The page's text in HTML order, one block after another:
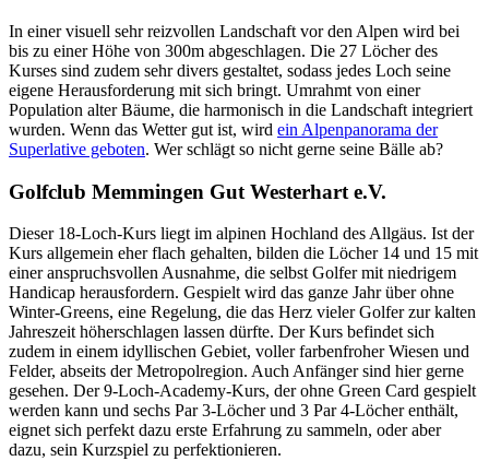
In einer visuell sehr reizvollen Landschaft vor den Alpen wird bei
bis zu einer Höhe von 300m abgeschlagen. Die 27 Löcher des
Kurses sind zudem sehr divers gestaltet, sodass jedes Loch seine
eigene Herausforderung mit sich bringt. Umrahmt von einer
Population alter Bäume, die harmonisch in die Landschaft integriert
wurden. Wenn das Wetter gut ist, wird ein Alpenpanorama der
Superlative geboten. Wer schlägt so nicht gerne seine Bälle ab?
Golfclub Memmingen Gut Westerhart e.V.
Dieser 18-Loch-Kurs liegt im alpinen Hochland des Allgäus. Ist der
Kurs allgemein eher flach gehalten, bilden die Löcher 14 und 15 mit
einer anspruchsvollen Ausnahme, die selbst Golfer mit niedrigem
Handicap herausfordern. Gespielt wird das ganze Jahr über ohne
Winter-Greens, eine Regelung, die das Herz vieler Golfer zur kalten
Jahreszeit höherschlagen lassen dürfte. Der Kurs befindet sich
zudem in einem idyllischen Gebiet, voller farbenfroher Wiesen und
Felder, abseits der Metropolregion. Auch Anfänger sind hier gerne
gesehen. Der 9-Loch-Academy-Kurs, der ohne Green Card gespielt
werden kann und sechs Par 3-Löcher und 3 Par 4-Löcher enthält,
eignet sich perfekt dazu erste Erfahrung zu sammeln, oder aber
dazu, sein Kurzspiel zu perfektionieren.